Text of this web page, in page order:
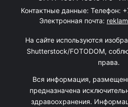
Контактные данные: Телефон:
Электронная почта:
На сайте используются
Shutterstock/FOTODOM,
права.
Вся информация,
предназначена
здравоохранения.